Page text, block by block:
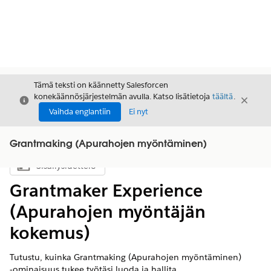
Sulje
Tämä teksti on käännetty Salesforcen
konekäännösjärjestelmän avulla. Katso lisätietoja täältä.
Vaihda englantiin
Ei nyt
Sulje
Grantmaking (Apurahojen myöntäminen)
Näytä sisällysluettelo
Sisällysluettelo
Grantmaker Experience
(Apurahojen myöntäjän
kokemus)
Tutustu, kuinka Grantmaking (Apurahojen myöntäminen)